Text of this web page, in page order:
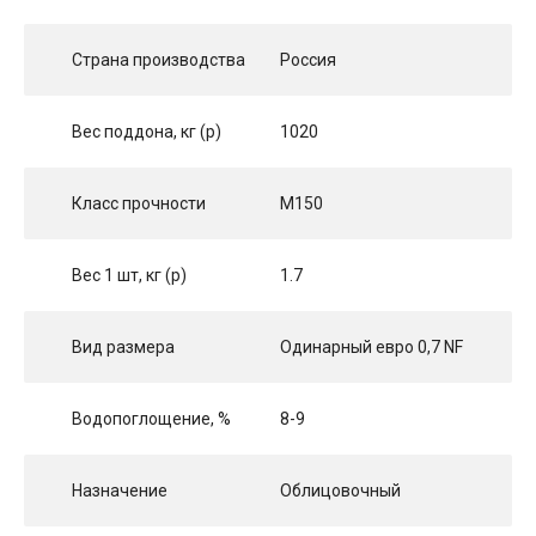
Страна производства Россия
Вес поддона, кг (p) 1020
Класс прочности М150
Вес 1 шт, кг (p) 1.7
Вид размера Одинарный eвро 0,7 NF
Водопоглощение, % 8-9
Назначение Облицовочный